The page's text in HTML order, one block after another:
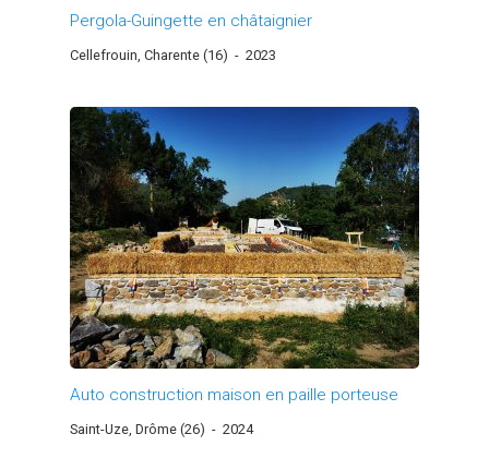
Pergola-Guingette en châtaignier
Cellefrouin, Charente (16) - 2023
Auto construction maison en paille porteuse
Saint-Uze, Drôme (26) - 2024